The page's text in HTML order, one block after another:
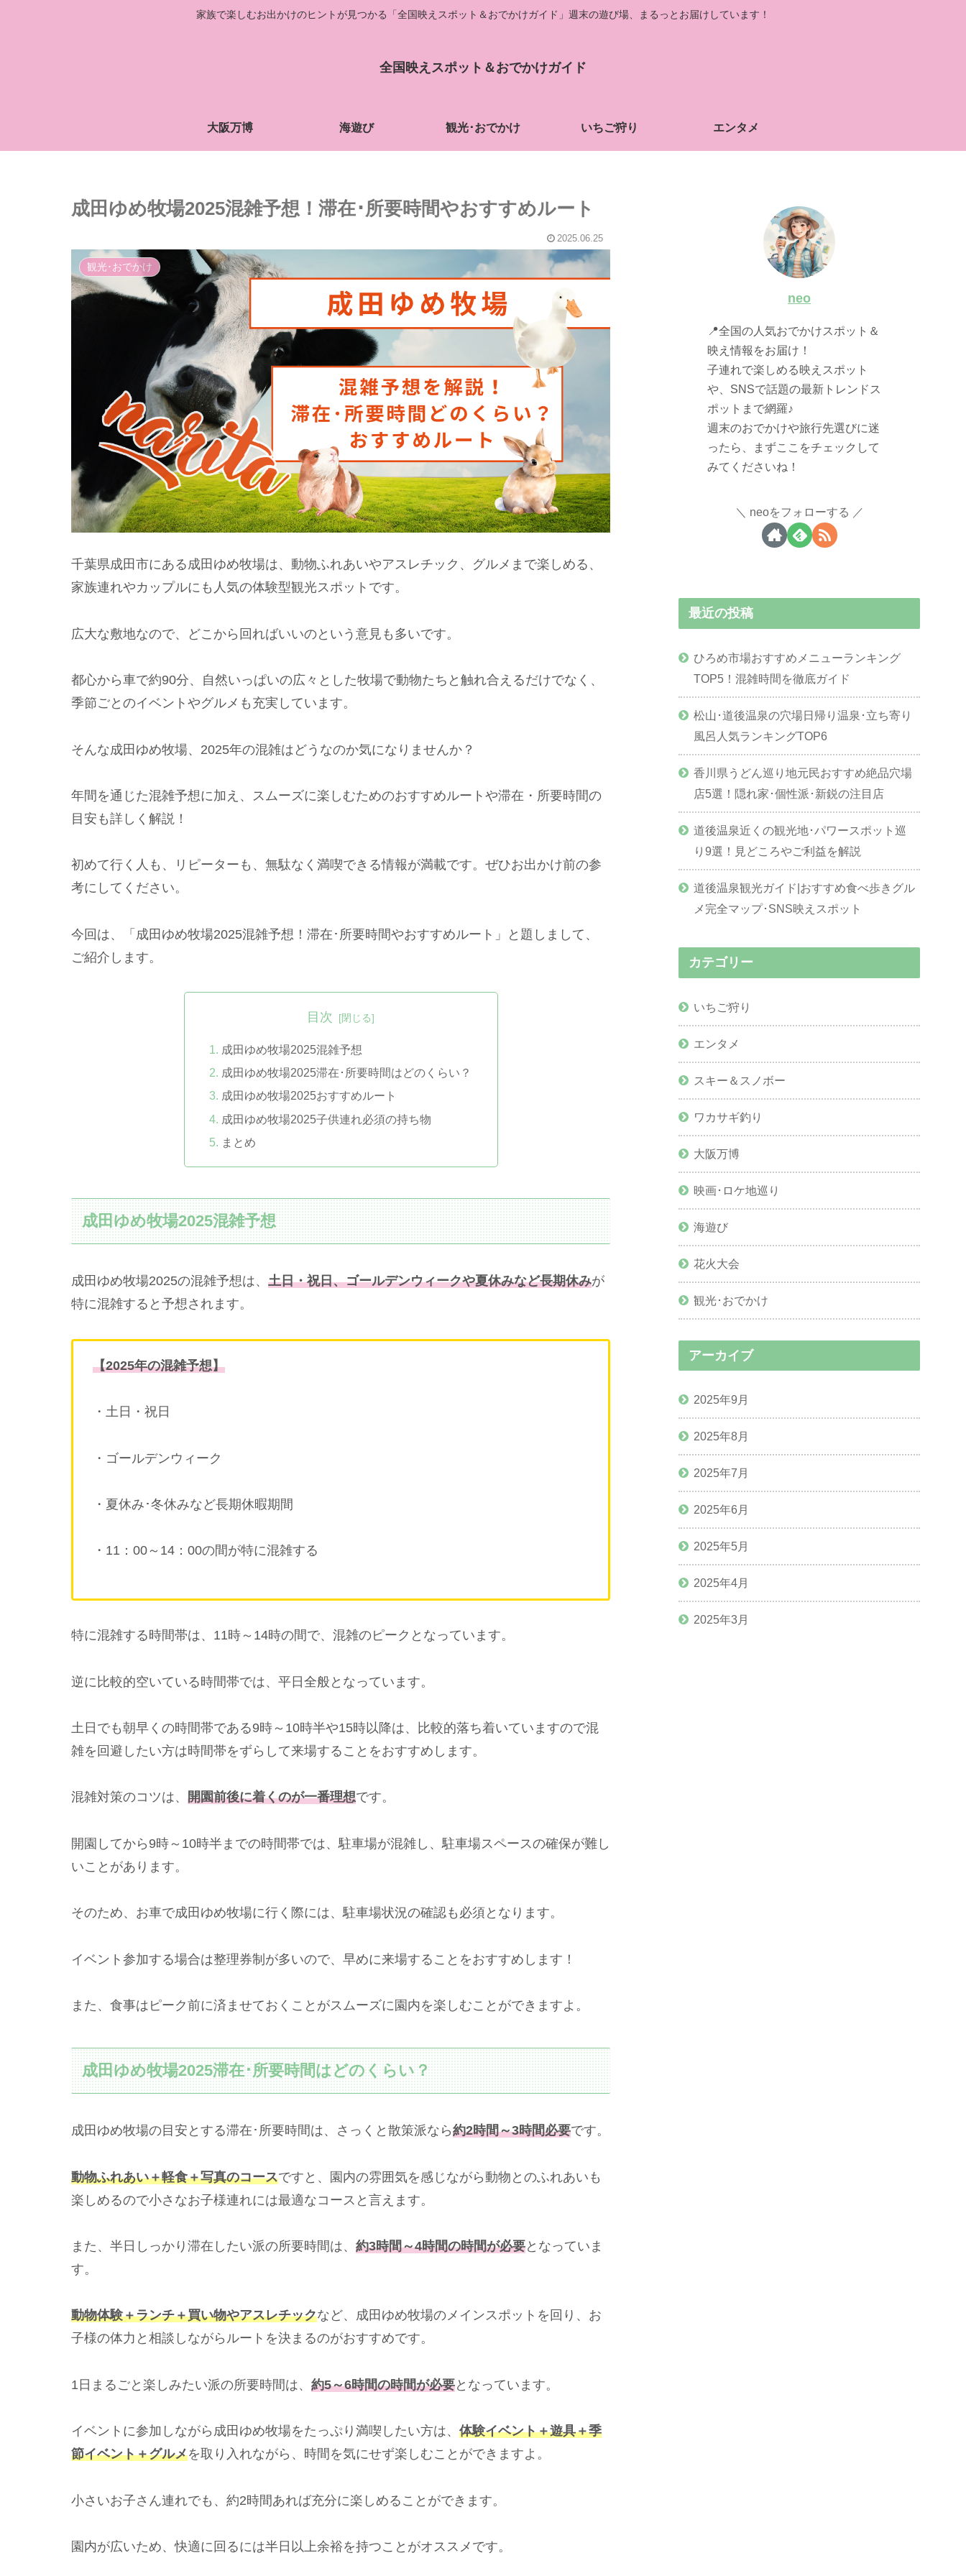
家族で楽しむお出かけのヒントが見つかる「全国映えスポット＆おでかけガイド」週末の遊び場、まるっとお届けしています！
全国映えスポット＆おでかけガイド
大阪万博 海遊び 観光･おでかけ いちご狩り エンタメ
成田ゆめ牧場2025混雑予想！滞在･所要時間やおすすめルート
2025.06.25
観光･おでかけ
千葉県成田市にある成田ゆめ牧場は、動物ふれあいやアスレチック、グルメまで楽しめる、
家族連れやカップルにも人気の体験型観光スポットです。
広大な敷地なので、どこから回ればいいのという意見も多いです。
都心から車で約90分、自然いっぱいの広々とした牧場で動物たちと触れ合えるだけでなく、
季節ごとのイベントやグルメも充実しています。
そんな成田ゆめ牧場、2025年の混雑はどうなのか気になりませんか？
年間を通じた混雑予想に加え、スムーズに楽しむためのおすすめルートや滞在・所要時間の
目安も詳しく解説！
初めて行く人も、リピーターも、無駄なく満喫できる情報が満載です。ぜひお出かけ前の参
考にしてください。
今回は、「成田ゆめ牧場2025混雑予想！滞在･所要時間やおすすめルート」と題しまして、
ご紹介します。
目次
成田ゆめ牧場2025混雑予想
成田ゆめ牧場2025滞在･所要時間はどのくらい？
成田ゆめ牧場2025おすすめルート
成田ゆめ牧場2025子供連れ必須の持ち物
まとめ
成田ゆめ牧場2025混雑予想
成田ゆめ牧場2025の混雑予想は、 土日・祝日、ゴールデンウィークや夏休みなど長期休みが
特に混雑すると予想されます。
【2025年の混雑予想】
・土日・祝日
・ゴールデンウィーク
・夏休み･冬休みなど長期休暇期間
・11：00～14：00の間が特に混雑する
特に混雑する時間帯は、11時～14時の間で、混雑のピークとなっています。
逆に比較的空いている時間帯では、平日全般となっています。
土日でも朝早くの時間帯である9時～10時半や15時以降は、比較的落ち着いていますので混
雑を回避したい方は時間帯をずらして来場することをおすすめします。
混雑対策のコツは、 開園前後に着くのが一番理想です。
開園してから9時～10時半までの時間帯では、駐車場が混雑し、駐車場スペースの確保が難し
いことがあります。
そのため、お車で成田ゆめ牧場に行く際には、駐車場状況の確認も必須となります。
イベント参加する場合は整理券制が多いので、早めに来場することをおすすめします！
また、食事はピーク前に済ませておくことがスムーズに園内を楽しむことができますよ。
成田ゆめ牧場2025滞在･所要時間はどのくらい？
成田ゆめ牧場の目安とする滞在･所要時間は、さっくと散策派なら約2時間～3時間必要です。
動物ふれあい＋軽食＋写真のコースですと、園内の雰囲気を感じながら動物とのふれあいも
楽しめるので小さなお子様連れには最適なコースと言えます。
また、半日しっかり滞在したい派の所要時間は、 約3時間～4時間の時間が必要となっていま
す。
動物体験＋ランチ＋買い物やアスレチックなど、成田ゆめ牧場のメインスポットを回り、お
子様の体力と相談しながらルートを決まるのがおすすめです。
1日まるごと楽しみたい派の所要時間は、 約5～6時間の時間が必要となっています。
イベントに参加しながら成田ゆめ牧場をたっぷり満喫したい方は、 体験イベント＋遊具＋季
節イベント＋グルメを取り入れながら、時間を気にせず楽しむことができますよ。
小さいお子さん連れでも、約2時間あれば充分に楽しめることができます。
園内が広いため、快適に回るには半日以上余裕を持つことがオススメです。
neo
📍全国の人気おでかけスポット＆
映え情報をお届け！
子連れで楽しめる映えスポット
や、SNSで話題の最新トレンドス
ポットまで網羅♪
週末のおでかけや旅行先選びに迷
ったら、まずここをチェックして
みてくださいね！
neoをフォローする
最近の投稿
ひろめ市場おすすめメニューランキング
TOP5！混雑時間を徹底ガイド
松山･道後温泉の穴場日帰り温泉･立ち寄り
風呂人気ランキングTOP6
香川県うどん巡り地元民おすすめ絶品穴場
店5選！隠れ家･個性派･新鋭の注目店
道後温泉近くの観光地･パワースポット巡
り9選！見どころやご利益を解説
道後温泉観光ガイド|おすすめ食べ歩きグル
メ完全マップ･SNS映えスポット
カテゴリー
いちご狩り
エンタメ
スキー＆スノボー
ワカサギ釣り
大阪万博
映画･ロケ地巡り
海遊び
花火大会
観光･おでかけ
アーカイブ
2025年9月
2025年8月
2025年7月
2025年6月
2025年5月
2025年4月
2025年3月